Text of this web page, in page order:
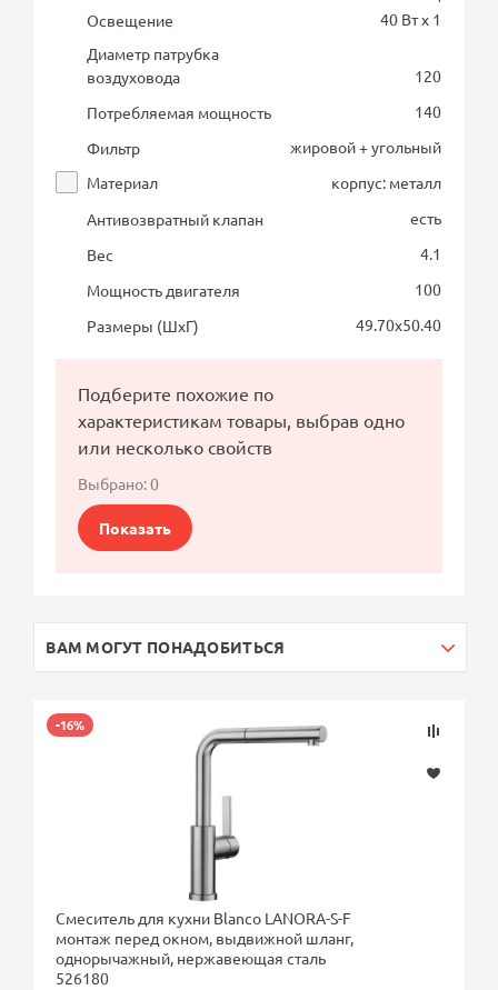
Освещение
40 Вт х 1
Диаметр патрубка
воздуховода
120
Потребляемая мощность
140
Фильтр
жировой + угольный
Материал
корпус: металл
Антивозвратный клапан
есть
Вес
4.1
Мощность двигателя
100
Размеры (ШхГ)
49.70х50.40
Подберите похожие по
характеристикам товары, выбрав одно
или несколько свойств
Выбрано:0
Показать
ВАМ МОГУТ ПОНАДОБИТЬСЯ
-16%
Смеситель для кухни Blanco LANORA-S-F
монтаж перед окном, выдвижной шланг,
однорычажный, нержавеющая сталь
526180